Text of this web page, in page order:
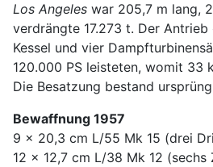
Los Angeles war 205,7 m lang,
verdrängte 17.273 t. Der
Kessel und vier
120.000 PS leisteten, womit 33
Die Besatzung bestand
Bewaffnung 1957
9 x 20,3 cm L/55 Mk 15 (drei
12 x 12,7 cm L/38 Mk 12 (sechs